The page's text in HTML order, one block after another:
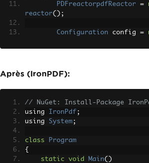
PDFreactorpdfReactor
=
reactor();
Configuration config =
Result
vert(config);
File . WriteAllBytes
, result Document
}
Après (IronPDF):
// NuGet: Install-Package
using IronPdf ;
using System;
class
Program
{
static
void Main()